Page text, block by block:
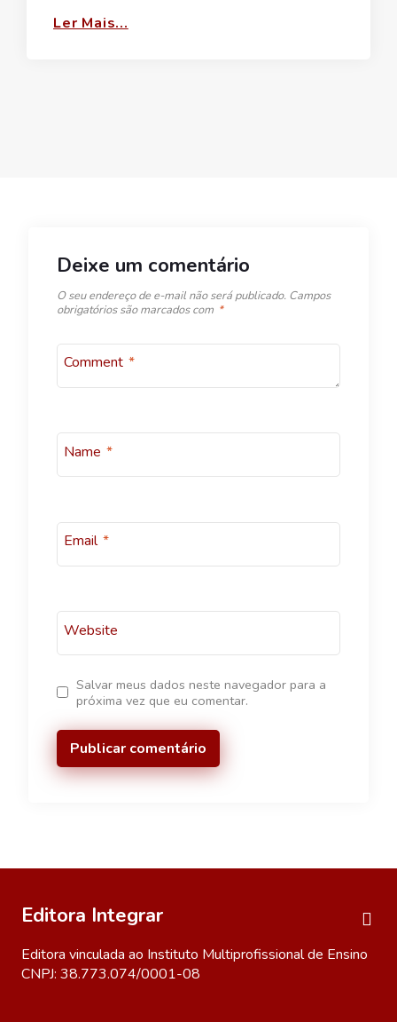
Ler Mais...
Deixe um comentário
O seu endereço de e-mail não será publicado. Campos
obrigatórios são marcados com *
Comment *
Name *
Email *
Website
Salvar meus dados neste navegador para a
próxima vez que eu comentar.
Editora Integrar
Editora vinculada ao Instituto Multiprofissional de Ensino
CNPJ: 38.773.074/0001-08